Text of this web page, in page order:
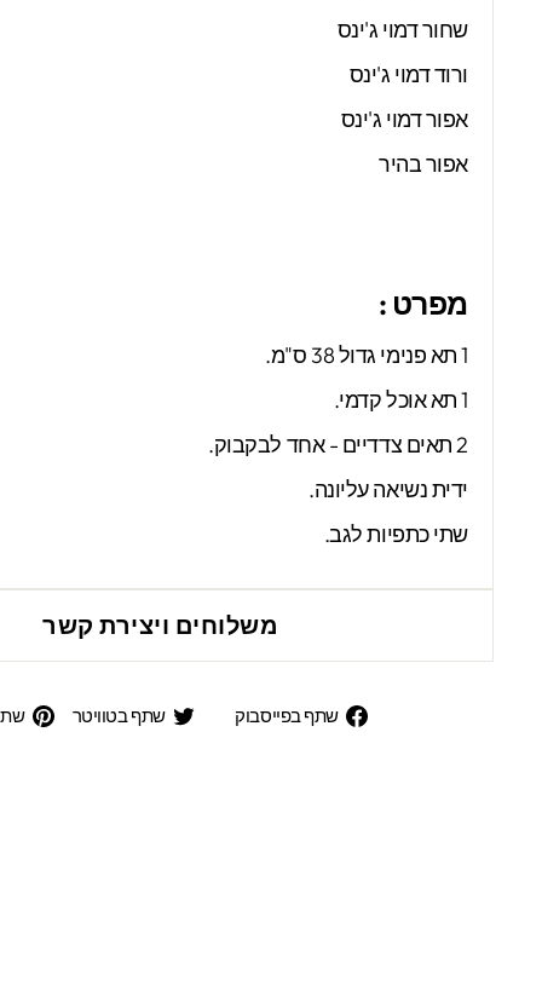
שחור דמוי ג'ינס
ורוד דמוי ג'ינס
אפור דמוי ג'ינס
אפור בהיר
מפרט :
1 תא פנימי גדול 38 ס"מ.
1 תא אוכל קדמי.
2 תאים צדדיים - אחד לבקבוק.
ידית נשיאה עליונה.
שתי כתפיות לגב.
משלוחים ויצירת קשר
שתף בפייסבוק
שתף שתף בטוויטר
שתף